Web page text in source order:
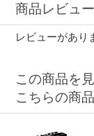
商品レビュー
レビューがあり
この商品を
こちらの商